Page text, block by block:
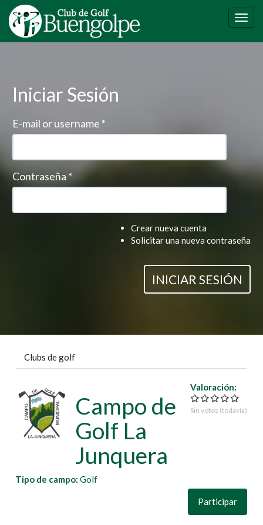
Pasar
contenido
principal
Iniciar Sesión
E-mail or username *
Contraseña*
Crear nueva cuenta
Solicitar una nueva contraseña
INICIAR SESIÓN
Clubs de golf
Valoración:
Sin votos (todavía)
Campo de
Golf La
Junquera
Tipo de campo:Golf
Participar